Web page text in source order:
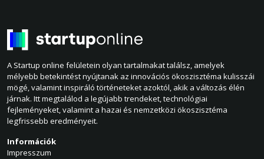
A Startup online felületein olyan tartalmakat találsz, amelyek
mélyebb betekintést nyújtanak az innovációs ökoszisztéma kulisszái
mögé, valamint inspiráló történeteket azoktól, akik a változás élén
járnak. Itt megtalálod a legújabb trendeket, technológiai
fejleményeket, valamint a hazai és nemzetközi ökoszisztéma
legfrissebb eredményeit.
Információk
Impresszum